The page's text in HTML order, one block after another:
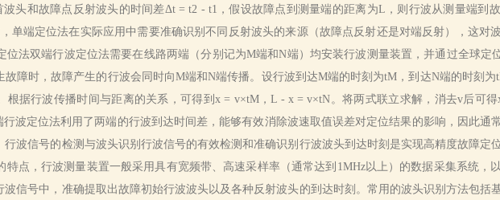
头和故障点反射波头的时间差Δt = t2 - t1，假设故障点到测量端的距离为L，则行波从测量端到
端定位法在实际应用中需要准确识别不同反射波头的来源（故障点反射还是对端反射），这对
法双端行波定位法需要在线路两端（分别记为M端和N端）均安装行波测量装置，并通过全球定
障时，故障产生的行波会同时向M端和N端传播。设行波到达M端的时刻为tM，到达N端的时刻
据行波传播时间与距离的关系，可得到x = v×tM，L - x = v×tN。将两式联立求解，消去v后可
波定位法利用了两端的行波到达时间差，能够有效消除波速取值误差对定位结果的影响，因此通
波信号的检测与波头识别行波信号的有效检测和准确识别行波波头到达时刻是实现高精度故障定
点，行波测量装置一般采用具有宽频带、高速采样率（通常达到1MHz以上）的数据采集系统，
信号中，准确提取出故障初始行波波头以及各种反射波头的到达时刻。常用的波头识别方法包括